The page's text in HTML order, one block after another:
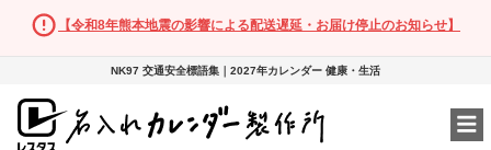
【令和8年熊本地震の影響による配送遅延・お届け停止のお知らせ】
NK97 交通安全標語集｜2027年カレンダー 健康・生活